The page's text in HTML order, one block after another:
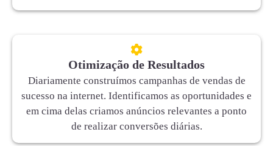
Otimização de Resultados
Diariamente construímos campanhas de vendas de
sucesso na internet. Identificamos as oportunidades e
em cima delas criamos anúncios relevantes a ponto
de realizar conversões diárias.